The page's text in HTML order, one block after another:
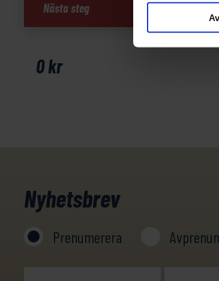
Alperna
mängd
Nästa steg
0kr
Nyhetsbrev
Prenumerera